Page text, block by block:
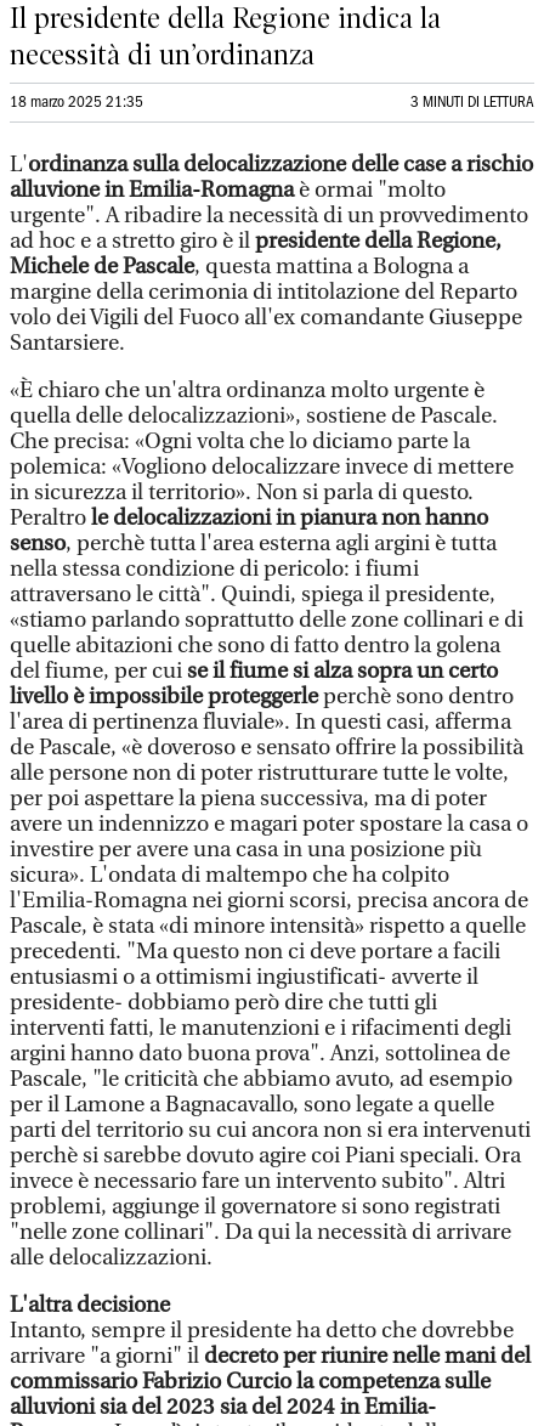
Il presidente della Regione indica la
necessità di un’ordinanza
18 marzo 2025 21:35 3 MINUTI DI LETTURA
L'ordinanza sulla delocalizzazione delle case a rischio
alluvione in Emilia-Romagnaè ormai "molto
urgente". A ribadire la necessità di un provvedimento
ad hoc e a stretto giro è ilpresidente della Regione,
Michele de Pascale, questa mattina a Bologna a
margine della cerimonia di intitolazione del Reparto
volo dei Vigili del Fuoco all'ex comandante Giuseppe
Santarsiere.
«È chiaro che un'altra ordinanza molto urgente è
quella delle delocalizzazioni», sostiene de Pascale.
Che precisa: «Ogni volta che lo diciamo parte la
polemica: «Vogliono delocalizzare invece di mettere
in sicurezza il territorio». Non si parla di questo.
Peraltrole delocalizzazioni in pianura non hanno
senso, perchè tutta l'area esterna agli argini è tutta
nella stessa condizione di pericolo: i fiumi
attraversano le città". Quindi, spiega il presidente,
«stiamo parlando soprattutto delle zone collinari e di
quelle abitazioni che sono di fatto dentro la golena
del fiume, per cuise il fiume si alza sopra un certo
livello è impossibile proteggerleperchè sono dentro
l'area di pertinenza fluviale». In questi casi, afferma
de Pascale, «è doveroso e sensato offrire la possibilità
alle persone non di poter ristrutturare tutte le volte,
per poi aspettare la piena successiva, ma di poter
avere un indennizzo e magari poter spostare la casa o
investire per avere una casa in una posizione più
sicura». L'ondata di maltempo che ha colpito
l'Emilia-Romagna nei giorni scorsi, precisa ancora de
Pascale, è stata «di minore intensità» rispetto a quelle
precedenti. "Ma questo non ci deve portare a facili
entusiasmi o a ottimismi ingiustificati- avverte il
presidente- dobbiamo però dire che tutti gli
interventi fatti, le manutenzioni e i rifacimenti degli
argini hanno dato buona prova". Anzi, sottolinea de
Pascale, "le criticità che abbiamo avuto, ad esempio
per il Lamone a Bagnacavallo, sono legate a quelle
parti del territorio su cui ancora non si era intervenuti
perchè si sarebbe dovuto agire coi Piani speciali. Ora
invece è necessario fare un intervento subito". Altri
problemi, aggiunge il governatore si sono registrati
"nelle zone collinari". Da qui la necessità di arrivare
alle delocalizzazioni.
L'altra decisione
Intanto, sempre il presidente ha detto che dovrebbe
arrivare "a giorni" il decreto per riunire nelle mani del
commissario Fabrizio Curcio la competenza sulle
alluvioni sia del 2023 sia del 2024 in Emilia-